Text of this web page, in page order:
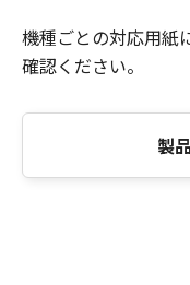
機種ごとの対応用紙
確認ください。
製